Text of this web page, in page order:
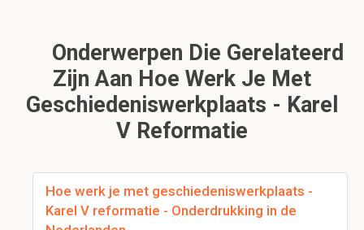
Onderwerpen Die Gerelateerd
Zijn Aan Hoe Werk Je Met
Geschiedeniswerkplaats - Karel
V Reformatie
Hoe werk je met geschiedeniswerkplaats -
Karel V reformatie - Onderdrukking in de